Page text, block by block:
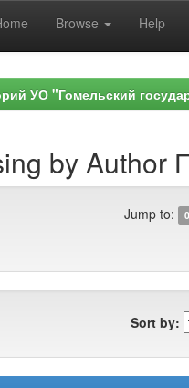
Browse Help
УО "Гомельский
by Author
Jump to:
Sort by: